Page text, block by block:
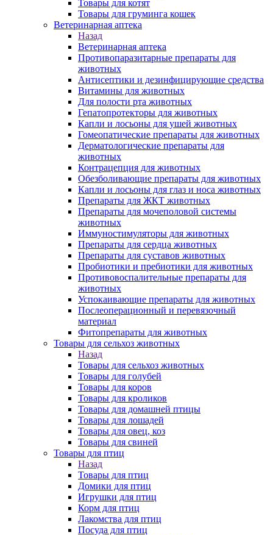
Товары для котят
Товары для груминга кошек
Ветеринарная аптека
Назад
Ветеринарная аптека
Противопаразитарные препараты для
животных
Антисептики и дезинфицирующие средства
Витамины для животных
Для полости рта животных
Гепатопротекторы для животных
Капли и лосьоны для ушей животных
Гомеопатические препараты для животных
Дерматологические препараты для
животных
Контрацепция для животных
Обезболивающие препараты для животных
Капли и лосьоны для глаз и носа животных
Препараты для ЖКТ животных
Препараты для мочеполовой системы
животных
Иммуностимуляторы для животных
Препараты для сердца животных
Препараты для суставов животных
Пробиотики и пребиотики для животных
Противовоспалительные препараты для
животных
Успокаивающие препараты для животных
Послеоперационный и перевязочный
материал
Фитопрепараты для животных
Товары для сельхоз животных
Назад
Товары для сельхоз животных
Товары для голубей
Товары для коров
Товары для кроликов
Товары для домашней птицы
Товары для лошадей
Товары для овец, коз
Товары для свиней
Товары для птиц
Назад
Товары для птиц
Домики для птиц
Игрушки для птиц
Корм для птиц
Лакомства для птиц
Посуда для птиц